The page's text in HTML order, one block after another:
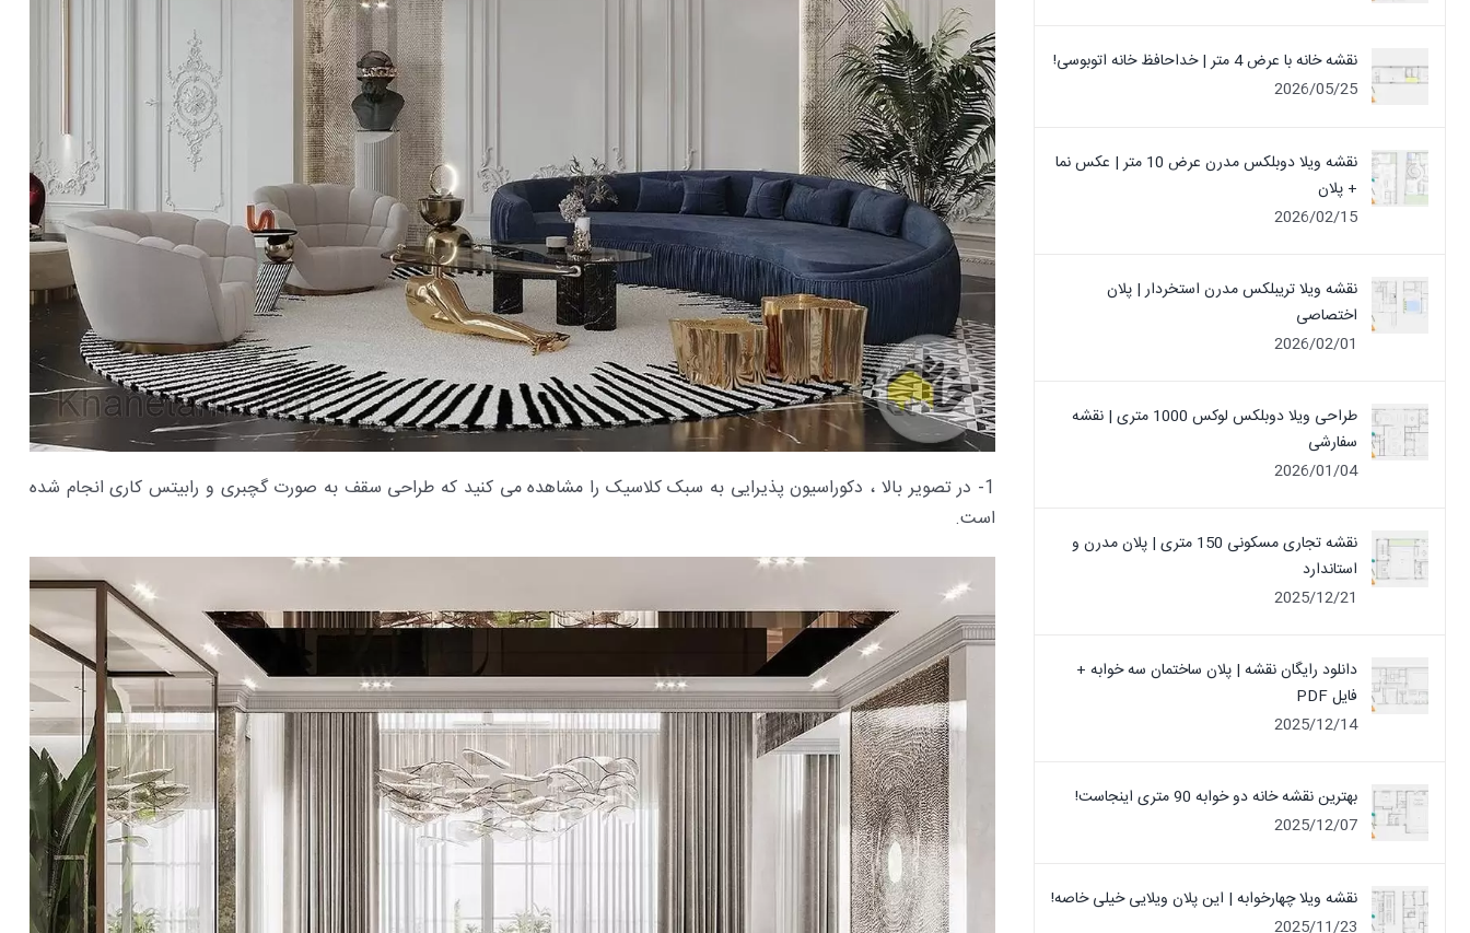
1- در تصویر بالا ، دکوراسیون پذیرایی به سبک کلاسیک را مشاهده می کنید که طراحی سقف به صورت گچبری و رابیتس کاری انجام شده
است.
نقشه خانه با عرض 4 متر | خداحافظ خانه‌ اتوبوسی!
2026/05/25
نقشه ویلا دوبلکس مدرن عرض 10 متر | عکس نما
+ پلان
2026/02/15
نقشه ویلا تریبلکس مدرن استخردار | پلان
اختصاصی
2026/02/01
طراحی ویلا دوبلکس لوکس 1000 متری | نقشه
سفارشی
2026/01/04
نقشه تجاری مسکونی 150 متری | پلان مدرن و
استاندارد
2025/12/21
دانلود رایگان نقشه | پلان ساختمان سه خوابه +
فایل PDF
2025/12/14
بهترین نقشه خانه دو خوابه 90 متری اینجاست!
2025/12/07
نقشه ویلا چهارخوابه | این پلان ویلایی خیلی خاصه!
2025/11/23